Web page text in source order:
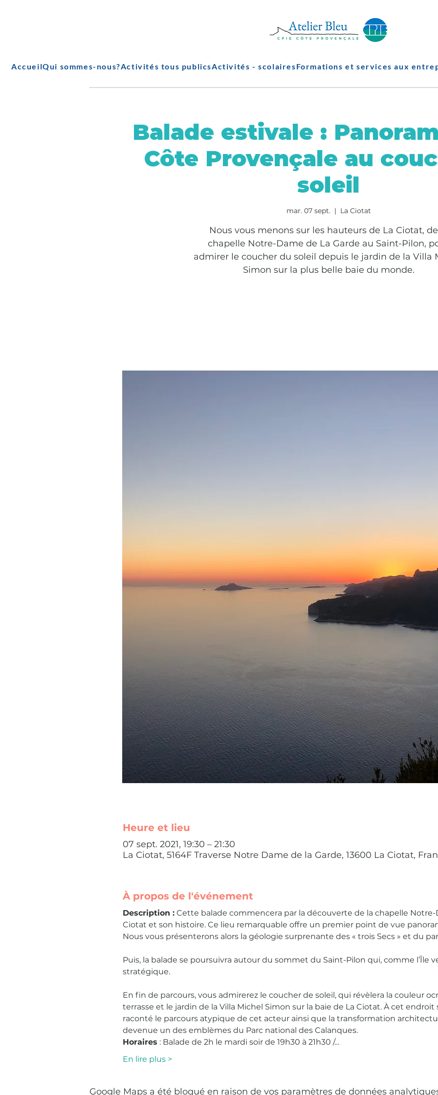
AccueilQui sommes-nous?Activités tous publicsActivités - scolairesFormations et services aux
Balade estivale :
Côte Provençale au
soleil
mar. 07 sept.
  |
La Ciotat
Nous vous menons sur les hauteurs de La Ciotat,
chapelle Notre-Dame de La Garde au Saint-Pilon,
admirer le coucher du soleil depuis le jardin de la Villa
Simon sur la plus belle baie du monde.
Heure et lieu
07 sept. 2021, 19:30 – 21:30
La Ciotat, 5164F Traverse Notre Dame de la Garde, 13600 La Ciotat,
À propos de l'événement
Description : Cette balade commencera par la découverte de la chapelle Notre-
Ciotat et son histoire. Ce lieu remarquable offre un premier point de vue
Nous vous présenterons alors la géologie surprenante des « trois Secs » et du
Puis, la balade se poursuivra autour du sommet du Saint-Pilon qui, comme l’Île
stratégique.
En fin de parcours, vous admirerez le coucher de soleil, qui révèlera la couleur
terrasse et le jardin de la Villa Michel Simon sur la baie de La Ciotat. À cet
raconté le parcours atypique de cet acteur ainsi que la transformation
devenue un des emblèmes du Parc national des Calanques.
Horaires : Balade de 2h le mardi soir de 19h30 à 21h30 /…
En lire plus >
Google Maps a été bloqué en raison de vos paramètres de données